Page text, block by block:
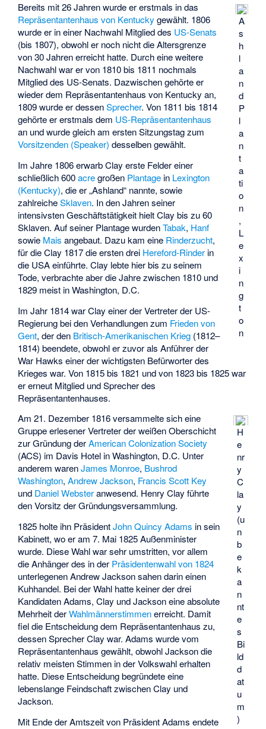
A
s
h
l
a
n
d
P
l
a
n
t
a
ti
o
n
,
L
e
x
i
n
g
t
o
n
Bereits mit 26 Jahren wurde er erstmals in das
Repräsentantenhaus von Kentucky gewählt. 1806
wurde er in einer Nachwahl Mitglied des US-Senats
(bis 1807), obwohl er noch nicht die Altersgrenze
von 30 Jahren erreicht hatte. Durch eine weitere
Nachwahl war er von 1810 bis 1811 nochmals
Mitglied des US-Senats. Dazwischen gehörte er
wieder dem Repräsentantenhaus von Kentucky an,
1809 wurde er dessenSprecher. Von 1811 bis 1814
gehörte er erstmals dem US-Repräsentantenhaus
an und wurde gleich am ersten Sitzungstag zum
Vorsitzenden (Speaker) desselben gewählt.
Im Jahre 1806 erwarb Clay erste Felder einer
schließlich 600acregroßen Plantage in Lexington
(Kentucky), die er „Ashland“ nannte, sowie
zahlreicheSklaven. In den Jahren seiner
intensivsten Geschäftstätigkeit hielt Clay bis zu 60
Sklaven. Auf seiner Plantage wurdenTabak, Hanf
sowie Mais angebaut. Dazu kam eine Rinderzucht,
für die Clay 1817 die ersten drei Hereford-Rinder in
die USA einführte. Clay lebte hier bis zu seinem
Tode, verbrachte aber die Jahre zwischen 1810 und
1829 meist in Washington, D.C.
Im Jahr 1814 war Clay einer der Vertreter der US-
Regierung bei den Verhandlungen zum Frieden von
Gent, der den Britisch-Amerikanischen Krieg (1812–
1814) beendete, obwohl er zuvor als Anführer der
War Hawks einer der wichtigsten Befürworter des
Krieges war. Von 1815 bis 1821 und von 1823 bis 1825 war
er erneut Mitglied und Sprecher des
Repräsentantenhauses.
H
e
nr
y
C
la
y
(u
n
b
e
k
a
n
nt
e
s
Bi
ld
d
at
u
m
)
Am 21. Dezember 1816 versammelte sich eine
Gruppe erlesener Vertreter der weißen Oberschicht
zur Gründung derAmerican Colonization Society
(ACS) im Davis Hotel in Washington, D.C. Unter
anderem warenJames Monroe, Bushrod
Washington,Andrew Jackson, Francis Scott Key
und Daniel Websteranwesend. Henry Clay führte
den Vorsitz der Gründungsversammlung.
1825 holte ihn PräsidentJohn Quincy Adams in sein
Kabinett, wo er am 7. Mai 1825 Außenminister
wurde. Diese Wahl war sehr umstritten, vor allem
die Anhänger des in der Präsidentenwahl von 1824
unterlegenen Andrew Jackson sahen darin einen
Kuhhandel. Bei der Wahl hatte keiner der drei
Kandidaten Adams, Clay und Jackson eine absolute
Mehrheit derWahlmännerstimmenerreicht. Damit
fiel die Entscheidung dem Repräsentantenhaus zu,
dessen Sprecher Clay war. Adams wurde vom
Repräsentantenhaus gewählt, obwohl Jackson die
relativ meisten Stimmen in der Volkswahl erhalten
hatte. Diese Entscheidung begründete eine
lebenslange Feindschaft zwischen Clay und
Jackson.
Mit Ende der Amtszeit von Präsident Adams endete